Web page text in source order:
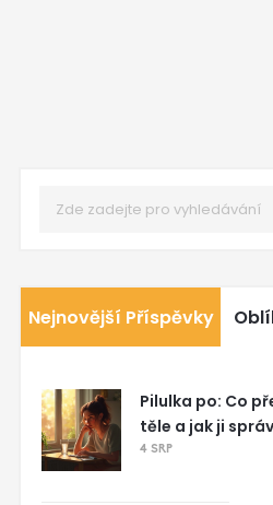
Nejnovější Příspěvky
Pilulka po: Co
těle a jak ji
4 SRP